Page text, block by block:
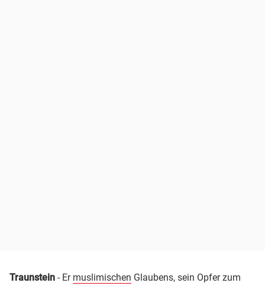
Traunstein - Er muslimischen Glaubens, sein Opfer zum